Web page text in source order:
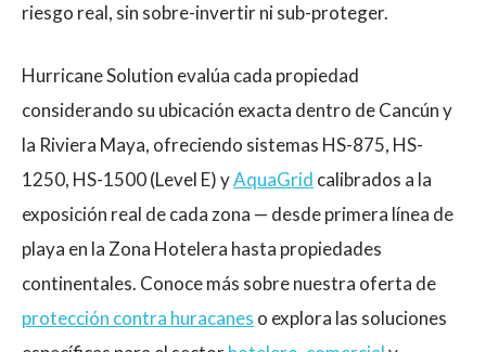
riesgo real, sin sobre-invertir ni sub-proteger.
Hurricane Solution evalúa cada propiedad
considerando su ubicación exacta dentro de Cancún y
la Riviera Maya, ofreciendo sistemas HS-875, HS-
1250, HS-1500 (Level E) yAquaGrid calibrados a la
exposición real de cada zona — desde primera línea de
playa en la Zona Hotelera hasta propiedades
continentales. Conoce más sobre nuestra oferta de
protección contra huracanes o explora las soluciones